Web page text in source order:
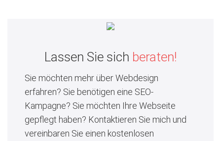
Lassen Sie sich beraten!
Sie möchten mehr über Webdesign
erfahren? Sie benötigen eine SEO-
Kampagne? Sie möchten Ihre Webseite
gepflegt haben? Kontaktieren Sie mich und
vereinbaren Sie einen kostenlosen